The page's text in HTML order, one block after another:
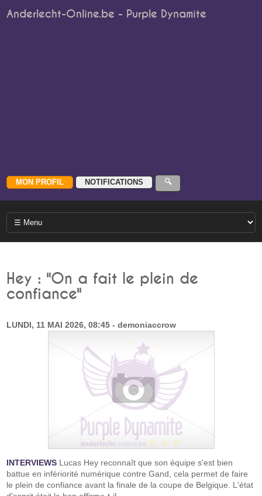
Anderlecht-Online.be - Purple Dynamite
Hey : "On a fait le plein de
confiance"
LUNDI, 11 MAI 2026, 08:45 - demoniaccrow
INTERVIEWS Lucas Hey reconnaît que son équipe s'est bien
battue en infériorité numérique contre Gand, cela permet de faire
le plein de confiance avant la finale de la coupe de Belgique. L'état